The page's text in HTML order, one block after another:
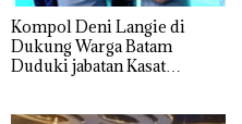
Kompol Deni Langie di
Dukung Warga Batam
Duduki jabatan Kasat